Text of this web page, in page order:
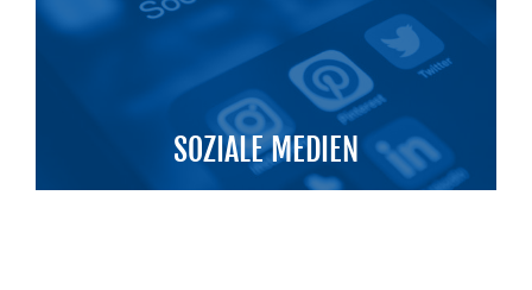
SOZIALE MEDIEN